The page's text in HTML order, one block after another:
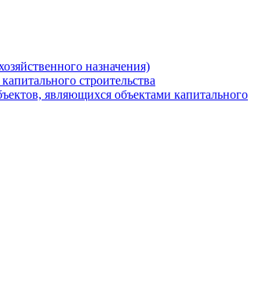
назначения)
строительства
являющихся объектами капитального